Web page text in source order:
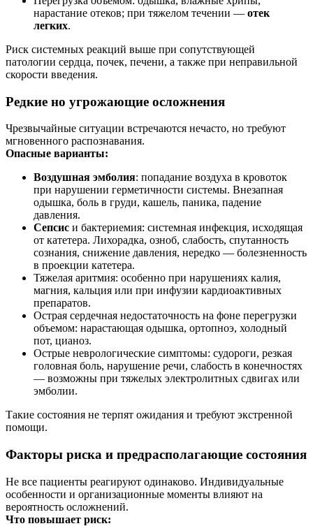
нарастание отеков; при тяжелом течении — отек
легких.
Риск системных реакций выше при сопутствующей
патологии сердца, почек, печени, а также при неправильной
скорости введения.
Редкие но угрожающие осложнения
Чрезвычайные ситуации встречаются нечасто, но требуют
мгновенного распознавания.
Опасные варианты:
Воздушная эмболия: попадание воздуха в кровоток
при нарушении герметичности системы. Внезапная
одышка, боль в груди, кашель, паника, падение
давления.
Сепсис и бактериемия: системная инфекция, исходящая
от катетера. Лихорадка, озноб, слабость, спутанность
сознания, снижение давления, нередко — болезненность
в проекции катетера.
Тяжелая аритмия: особенно при нарушениях калия,
магния, кальция или при инфузии кардиоактивных
препаратов.
Острая сердечная недостаточность на фоне перегрузки
объемом: нарастающая одышка, ортопноэ, холодный
пот, цианоз.
Острые неврологические симптомы: судороги, резкая
головная боль, нарушение речи, слабость в конечностях
— возможны при тяжелых электролитных сдвигах или
эмболии.
Такие состояния не терпят ожидания и требуют экстренной
помощи.
Факторы риска и предрасполагающие состояния
Не все пациенты реагируют одинаково. Индивидуальные
особенности и организационные моменты влияют на
вероятность осложнений.
Что повышает риск: